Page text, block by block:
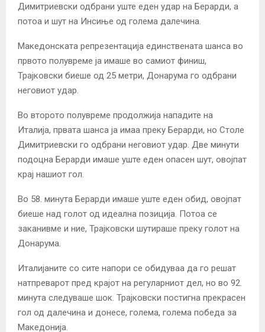
Димитриевски одбрани уште еден удар на Берарди, а
потоа и шут на Инсиње од голема далечина.
Македонската репрезентација единствената шанса во
првото полувреме ја имаше во самиот финиш,
Трајковски биеше од 25 метри, Донарума го одбрани
неговиот удар.
Во второто полувреме продолжија нападите на
Италија, првата шанса ја имаа преку Берарди, но Столе
Димитриевски го одбрани неговиот удар. Две минути
подоцна Берарди имаше уште еден опасен шут, овојпат
крај нашиот гол.
Во 58. минута Берарди имаше уште еден обид, овојпат
биеше над голот од идеална позиција. Потоа се
заканивме и ние, Трајковски шутираше преку голот на
Донарума.
Италијаните со сите напори се обидуваа да го решат
натпреварот пред крајот на регуларниот дел, но во 92.
минута следуваше шок. Трајковски постигна прекрасен
гол од далечина и донесе, голема, голема победа за
Македонија.